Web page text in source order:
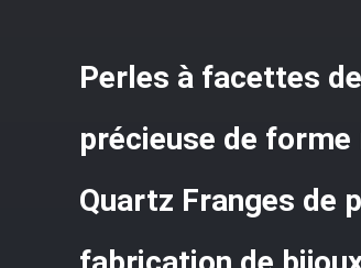
Perles à facettes
précieuse de
Quartz Franges de